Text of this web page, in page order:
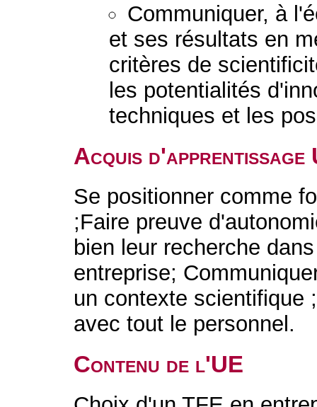
Communiquer, à
et ses résultats en
critères de
les potentialités
techniques et les
Acquis d'apprentissage
Se positionner comme
;Faire preuve
bien leur recherche
entreprise;
un contexte scientifique
avec tout le personnel.
Contenu de l'UE